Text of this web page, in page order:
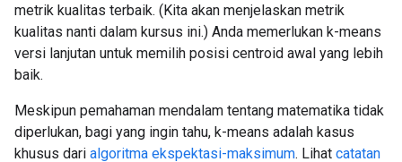
metrik kualitas terbaik. (Kita akan menjelaskan metrik
kualitas nanti dalam kursus ini.) Anda memerlukan k-means
versi lanjutan untuk memilih posisi centroid awal yang lebih
baik.
Meskipun pemahaman mendalam tentang matematika tidak
diperlukan, bagi yang ingin tahu, k-means adalah kasus
khusus dari algoritma ekspektasi-maksimum. Lihat catatan